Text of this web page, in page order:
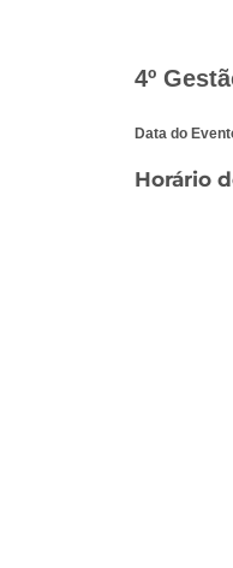
4º
Data do
Horário